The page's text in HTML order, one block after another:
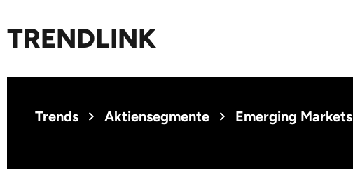
TRENDLINK
Trends Aktiensegmente Emerging Markets